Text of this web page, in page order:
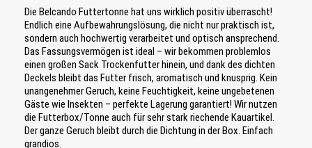
Die Belcando Futtertonne hat uns wirklich positiv überrascht!
Endlich eine Aufbewahrungslösung, die nicht nur praktisch ist,
sondern auch hochwertig verarbeitet und optisch ansprechend.
Das Fassungsvermögen ist ideal – wir bekommen problemlos
einen großen Sack Trockenfutter hinein, und dank des dichten
Deckels bleibt das Futter frisch, aromatisch und knusprig. Kein
unangenehmer Geruch, keine Feuchtigkeit, keine ungebetenen
Gäste wie Insekten – perfekte Lagerung garantiert! Wir nutzen
die Futterbox/Tonne auch für sehr stark riechende Kauartikel.
Der ganze Geruch bleibt durch die Dichtung in der Box. Einfach
grandios.